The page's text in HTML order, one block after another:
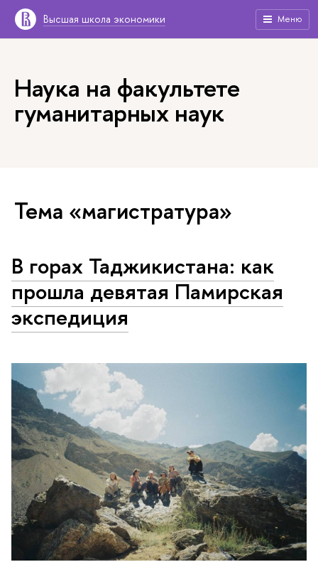
Высшая школа экономики Меню
Наука на факультете
гуманитарных наук
Тема «магистратура»
В горах Таджикистана: как
прошла девятая Памирская
экспедиция